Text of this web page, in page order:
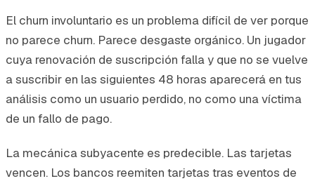
El churn involuntario es un problema difícil de ver porque
no parece churn. Parece desgaste orgánico. Un jugador
cuya renovación de suscripción falla y que no se vuelve
a suscribir en las siguientes 48 horas aparecerá en tus
análisis como un usuario perdido, no como una víctima
de un fallo de pago.
La mecánica subyacente es predecible. Las tarjetas
vencen. Los bancos reemiten tarjetas tras eventos de